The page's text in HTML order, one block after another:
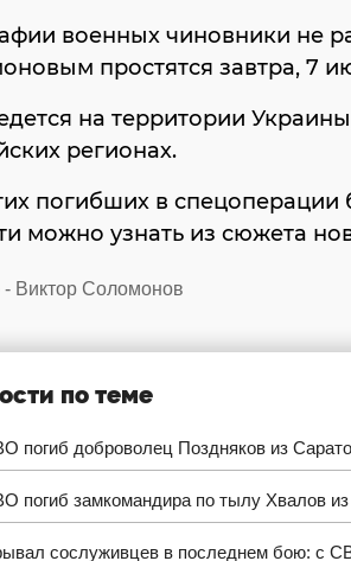
военных чиновники не
простятся завтра, 7
на территории
регионах.
погибших в спецоперации
можно узнать из сюжета
- Виктор Соломонов
по теме
погиб доброволец Поздняков из
погиб замкомандира по тылу Хвалов из
сослуживцев в последнем бою: с